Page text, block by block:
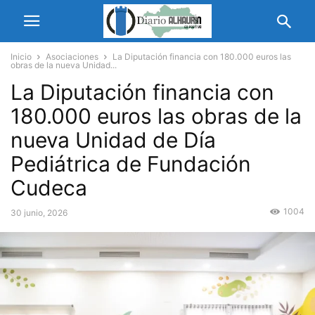
Inicio Asociaciones
La Diputación financia con 180.000 euros las
obras de la nueva Unidad...
La Diputación financia con
180.000 euros las obras de la
nueva Unidad de Día
Pediátrica de Fundación
Cudeca
30 junio, 2026 1004